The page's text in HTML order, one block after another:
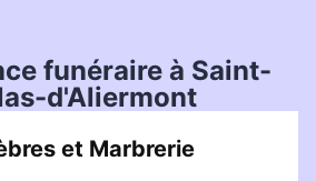
funéraire à Saint-
d'Aliermont
et Marbrerie